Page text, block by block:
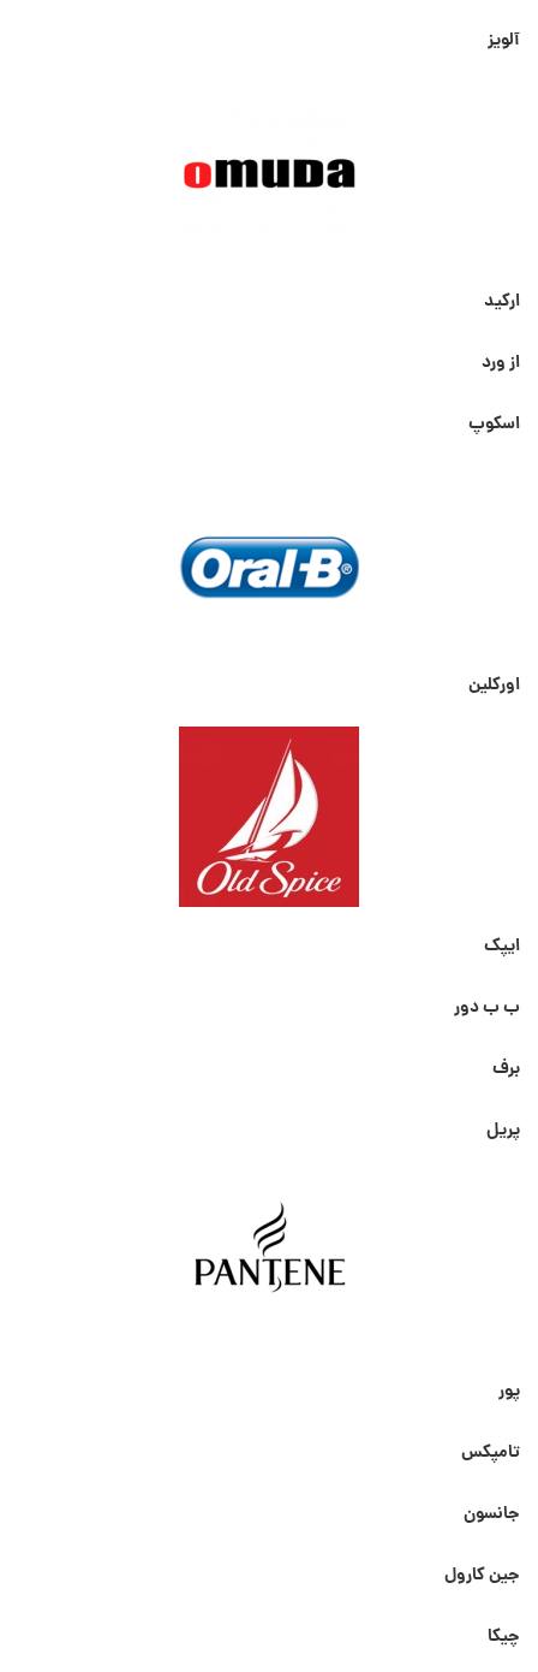
آلویز
ارکید
از ورد
اسکوپ
اورکلین
ایپک
ب ب دور
برف
پریل
پور
تامپکس
جانسون
جین کارول
چیکا